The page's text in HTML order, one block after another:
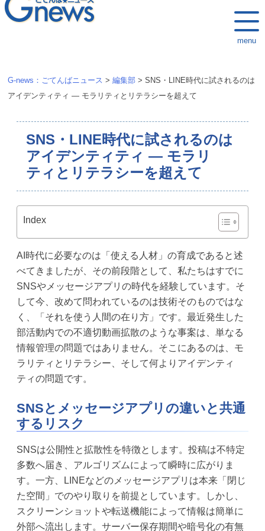
menu
G-news：ごてんばニュース > 編集部> SNS・LINE時代に試されるのは
アイデンティティ ― モラリティとリテラシーを超えて
SNS・LINE時代に試されるのは
アイデンティティ ― モラリ
ティとリテラシーを超えて
Index
AI時代に必要なのは「使える人材」の育成であると述
べてきましたが、その前段階として、私たちはすでに
SNSやメッセージアプリの時代を経験しています。そ
して今、改めて問われているのは技術そのものではな
く、「それを使う人間の在り方」です。最近発生した
部活動内での不適切動画拡散のような事案は、単なる
情報管理の問題ではありません。そこにあるのは、モ
ラリティとリテラシー、そして何よりアイデンティ
ティの問題です。
SNSとメッセージアプリの違いと共通
するリスク
SNSは公開性と拡散性を特徴とします。投稿は不特定
多数へ届き、アルゴリズムによって瞬時に広がりま
す。一方、LINEなどのメッセージアプリは本来「閉じ
た空間」でのやり取りを前提としています。しかし、
スクリーンショットや転送機能によって情報は簡単に
外部へ流出します。サーバー保存期間や暗号化の有無